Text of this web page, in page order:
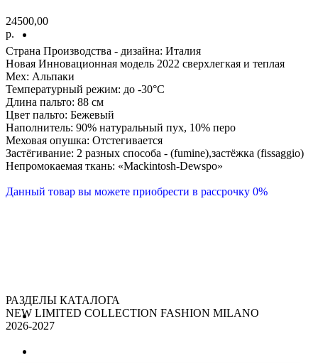
24500,00
р.
Страна Производства - дизайна: Италия
Новая Инновационная модель 2022 сверхлегкая и теплая
Мех: Альпаки
Температурный режим: до -30°С
Длина пальто: 88 см
Цвет пальто: Бежевый
Наполнитель: 90% натуральный пух, 10% перо
Меховая опушка: Отстегивается
Застёгивание: 2 разных способа - (fumine),застёжка (fissaggio)
Непромокаемая ткань: «Mackintosh-Dewspo»
Данный товар вы можете приобрести в рассрочку 0%
РАЗДЕЛЫ КАТАЛОГА
NEW LIMITED COLLECTION FASHION MILANO
2026-2027